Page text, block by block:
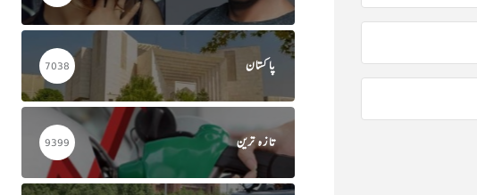
پاکستان 7038
تازہ ترین 9399